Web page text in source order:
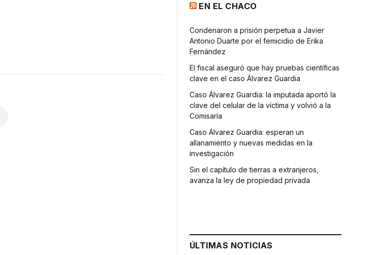
EN EL CHACO
Condenaron a prisión perpetua a Javier
Antonio Duarte por el femicidio de Erika
Fernández
El fiscal aseguró que hay pruebas científicas
clave en el caso Álvarez Guardia
Caso Álvarez Guardia: la imputada aportó la
clave del celular de la víctima y volvió a la
Comisaría
Caso Álvarez Guardia: esperan un
allanamiento y nuevas medidas en la
investigación
Sin el capítulo de tierras a extranjeros,
avanza la ley de propiedad privada
ÚLTIMAS NOTICIAS